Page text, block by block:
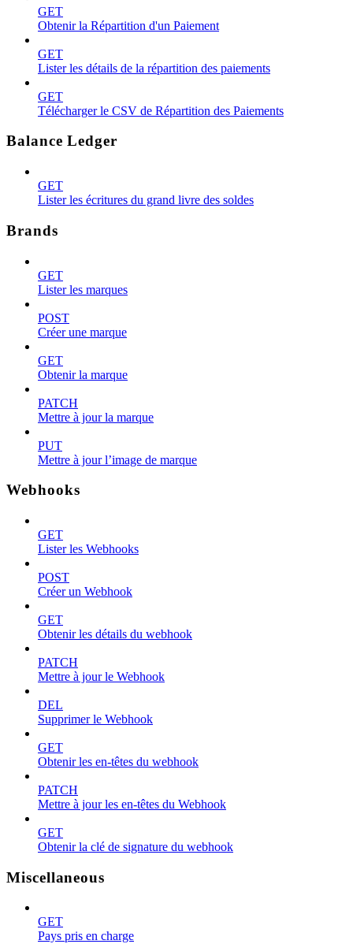
GET
Obtenir la Répartition d'un Paiement
GET
Lister les détails de la répartition des paiements
GET
Télécharger le CSV de Répartition des Paiements
Balance Ledger
GET
Lister les écritures du grand livre des soldes
Brands
GET
Lister les marques
POST
Créer une marque
GET
Obtenir la marque
PATCH
Mettre à jour la marque
PUT
Mettre à jour l’image de marque
Webhooks
GET
Lister les Webhooks
POST
Créer un Webhook
GET
Obtenir les détails du webhook
PATCH
Mettre à jour le Webhook
DEL
Supprimer le Webhook
GET
Obtenir les en-têtes du webhook
PATCH
Mettre à jour les en-têtes du Webhook
GET
Obtenir la clé de signature du webhook
Miscellaneous
GET
Pays pris en charge